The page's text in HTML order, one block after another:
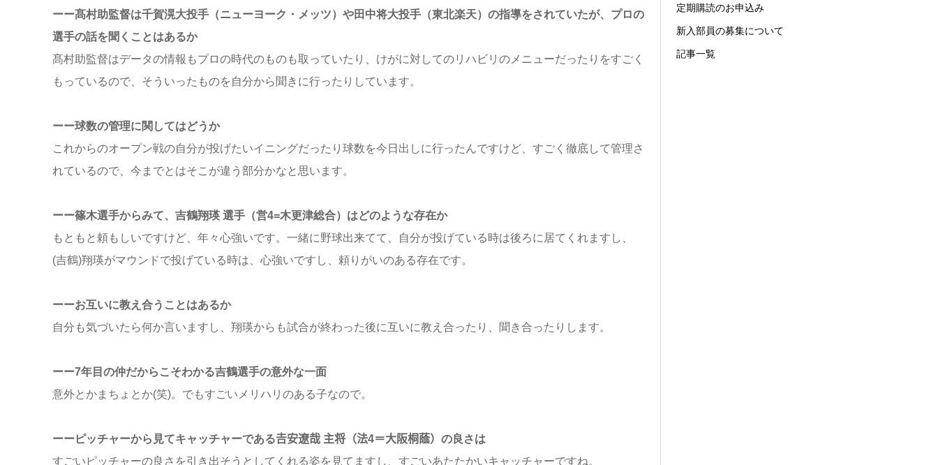
ーー髙村助監督は千賀滉大投手（ニューヨーク・メッツ）や田中将大投手（東北楽天）の指導をされていたが、プロの
選手の話を聞くことはあるか
髙村助監督はデータの情報もプロの時代のものも取っていたり、けがに対してのリハビリのメニューだったりをすごく
もっているので、そういったものを自分から聞きに行ったりしています。
ーー球数の管理に関してはどうか
これからのオープン戦の自分が投げたいイニングだったり球数を今日出しに行ったんですけど、すごく徹底して管理さ
れているので、今までとはそこが違う部分かなと思います。
ーー篠木選手からみて、吉鶴翔瑛 選手（営4=木更津総合）はどのような存在か
もともと頼もしいですけど、年々心強いです。一緒に野球出来てて、自分が投げている時は後ろに居てくれますし、
(吉鶴)翔瑛がマウンドで投げている時は、心強いですし、頼りがいのある存在です。
ーーお互いに教え合うことはあるか
自分も気づいたら何か言いますし、翔瑛からも試合が終わった後に互いに教え合ったり、聞き合ったりします。
ーー7年目の仲だからこそわかる吉鶴選手の意外な一面
意外とかまちょとか(笑)。でもすごいメリハリのある子なので。
ーーピッチャーから見てキャッチャーである𠮷安遼哉 主将（法4＝大阪桐蔭）の良さは
すごいピッチャーの良さを引き出そうとしてくれる姿を見てますし、すごいあたたかいキャッチャーですね。
定期購読のお申込み
新入部員の募集について
記事一覧